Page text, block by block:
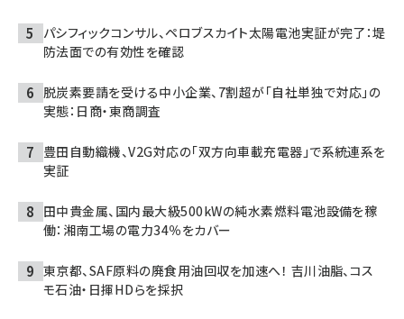
パシフィックコンサル、ペロブスカイト太陽電池実証が完了：堤
防法面での有効性を確認
脱炭素要請を受ける中小企業、7割超が「自社単独で対応」の
実態：日商・東商調査
豊田自動織機、V2G対応の「双方向車載充電器」で系統連系を
実証
田中貴金属、国内最大級500kWの純水素燃料電池設備を稼
働：湘南工場の電力34％をカバー
東京都、SAF原料の廃食用油回収を加速へ！ 吉川油脂、コス
モ石油・日揮HDらを採択